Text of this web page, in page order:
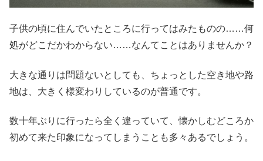
子供の頃に住んでいたところに行ってはみたものの……何
処がどこだかわからない……なんてことはありませんか？
大きな通りは問題ないとしても、ちょっとした空き地や路
地は、大きく様変わりしているのが普通です。
数十年ぶりに行ったら全く違っていて、懐かしむどころか
初めて来た印象になってしまうことも多々あるでしょう。